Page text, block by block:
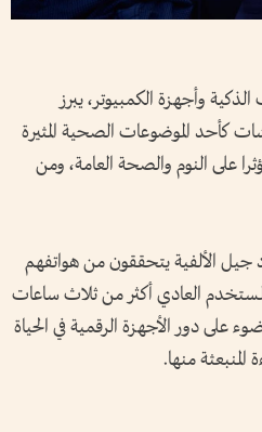
وأجهزة الكمبيوتر، يبرز
كأحد الموضوعات الصحية المثيرة
على النوم والصحة العامة، ومن
جيل الألفية يتحققون من هواتفهم
المستخدم العادي أكثر من ثلاث ساعات
على دور الأجهزة الرقمية في الحياة
المنبعثة منها.